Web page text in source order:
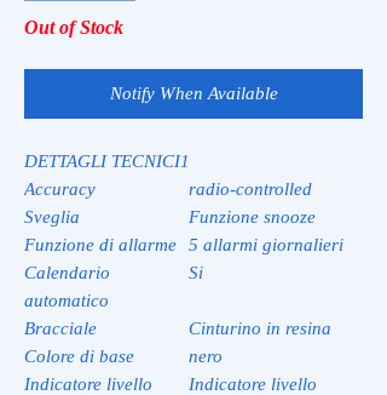
Out of Stock
Notify When Available
DETTAGLI TECNICI1
Accuracy
radio-controlled
Sveglia
Funzione snooze
Funzione di allarme
5 allarmi giornalieri
Calendario
automatico
Si
Bracciale
Cinturino in resina
Colore di base
nero
Indicatore livello
Indicatore livello